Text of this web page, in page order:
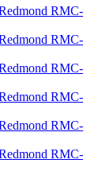
RMC-
RMC-
RMC-
RMC-
RMC-
RMC-